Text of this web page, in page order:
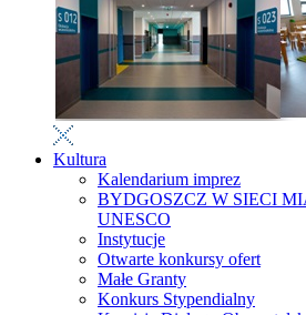
Kultura
Kalendarium imprez
BYDGOSZCZ W SIECI
UNESCO
Instytucje
Otwarte konkursy ofert
Małe Granty
Konkurs Stypendialny